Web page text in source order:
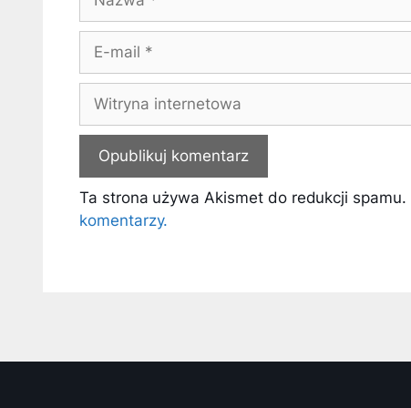
Witryna
internetowa
Ta strona używa Akismet do redukcji spamu.
komentarzy.